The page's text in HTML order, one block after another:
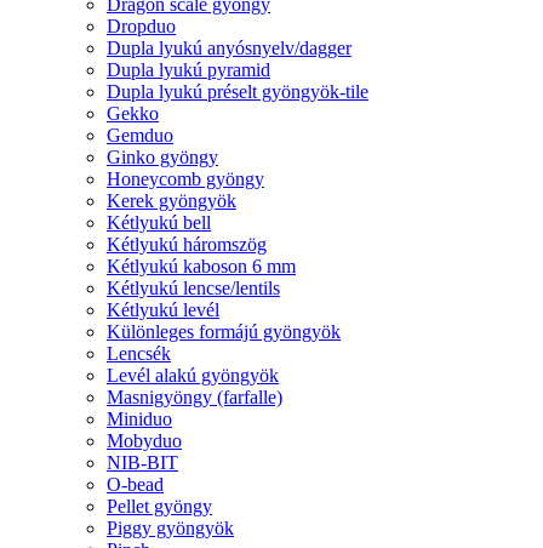
Dragon scale gyöngy
Dropduo
Dupla lyukú anyósnyelv/dagger
Dupla lyukú pyramid
Dupla lyukú préselt gyöngyök-tile
Gekko
Gemduo
Ginko gyöngy
Honeycomb gyöngy
Kerek gyöngyök
Kétlyukú bell
Kétlyukú háromszög
Kétlyukú kaboson 6 mm
Kétlyukú lencse/lentils
Kétlyukú levél
Különleges formájú gyöngyök
Lencsék
Levél alakú gyöngyök
Masnigyöngy (farfalle)
Miniduo
Mobyduo
NIB-BIT
O-bead
Pellet gyöngy
Piggy gyöngyök